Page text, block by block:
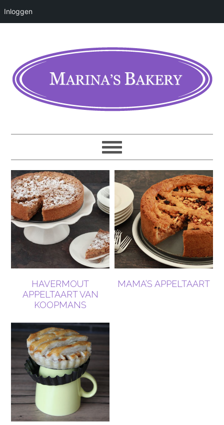
Inloggen
HAVERMOUT
APPELTAART VAN
KOOPMANS
MAMA’S APPELTAART